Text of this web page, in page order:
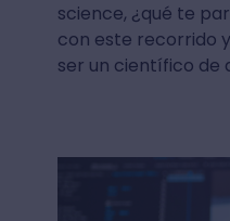
science, ¿qué te
con este recorrido
ser un científico de